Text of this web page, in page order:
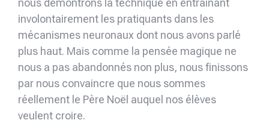
nous démontrons la technique en entraînant
involontairement les pratiquants dans les
mécanismes neuronaux dont nous avons parlé
plus haut. Mais comme la pensée magique ne
nous a pas abandonnés non plus, nous finissons
par nous convaincre que nous sommes
réellement le Père Noël auquel nos élèves
veulent croire.